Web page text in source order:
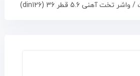
/ واشر تخت آهنی 5.6 قطر 36 (din126)